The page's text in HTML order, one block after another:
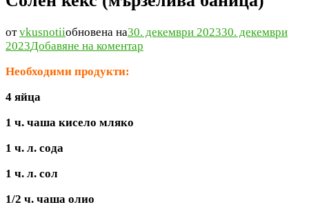
отvkusnotiiобновена на30. декември 202330. декември
2023Добавяне на коментар
Необходими продукти:
4 яйца
1 ч. чаша кисело мляко
1 ч. л. сода
1 ч. л. сол
1/2 ч. чаша олио